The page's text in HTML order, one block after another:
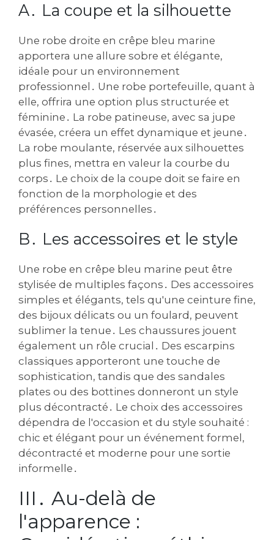
A․ La coupe et la silhouette
Une robe droite en crêpe bleu marine
apportera une allure sobre et élégante‚
idéale pour un environnement
professionnel․ Une robe portefeuille‚ quant à
elle‚ offrira une option plus structurée et
féminine․ La robe patineuse‚ avec sa jupe
évasée‚ créera un effet dynamique et jeune․
La robe moulante‚ réservée aux silhouettes
plus fines‚ mettra en valeur la courbe du
corps․ Le choix de la coupe doit se faire en
fonction de la morphologie et des
préférences personnelles․
B․ Les accessoires et le style
Une robe en crêpe bleu marine peut être
stylisée de multiples façons․ Des accessoires
simples et élégants‚ tels qu'une ceinture fine‚
des bijoux délicats ou un foulard‚ peuvent
sublimer la tenue․ Les chaussures jouent
également un rôle crucial․ Des escarpins
classiques apporteront une touche de
sophistication‚ tandis que des sandales
plates ou des bottines donneront un style
plus décontracté․ Le choix des accessoires
dépendra de l'occasion et du style souhaité :
chic et élégant pour un événement formel‚
décontracté et moderne pour une sortie
informelle․
III․ Au-delà de
l'apparence :